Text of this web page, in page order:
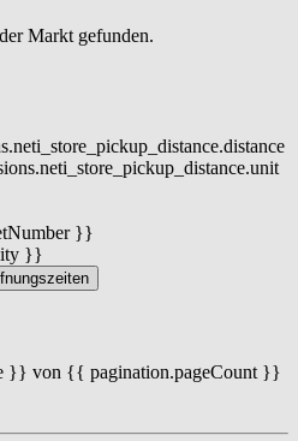
Markt gefunden.
}}
}}
}} von {{ pagination.pageCount }}